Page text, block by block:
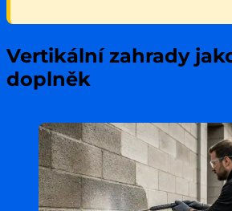
Vertikální zahrady
doplněk